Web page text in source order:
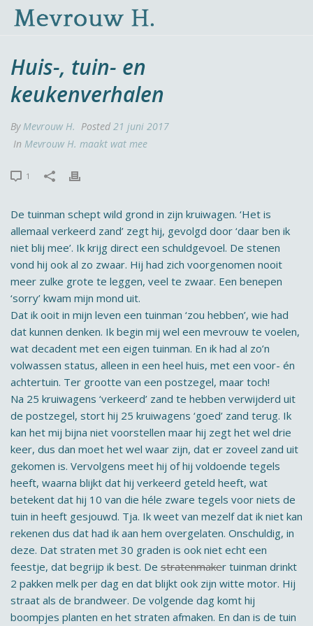
Huis-, tuin- en
keukenverhalen
ByMevrouw H. Posted 21 juni 2017
In Mevrouw H. maakt wat mee
1
De tuinman schept wild grond in zijn kruiwagen. ‘Het is
allemaal verkeerd zand’ zegt hij, gevolgd door ‘daar ben ik
niet blij mee’. Ik krijg direct een schuldgevoel. De stenen
vond hij ook al zo zwaar. Hij had zich voorgenomen nooit
meer zulke grote te leggen, veel te zwaar. Een benepen
‘sorry’ kwam mijn mond uit.
Dat ik ooit in mijn leven een tuinman ‘zou hebben’, wie had
dat kunnen denken. Ik begin mij wel een mevrouw te voelen,
wat decadent met een eigen tuinman. En ik had al zo’n
volwassen status, alleen in een heel huis, met een voor- én
achtertuin. Ter grootte van een postzegel, maar toch!
Na 25 kruiwagens ‘verkeerd’ zand te hebben verwijderd uit
de postzegel, stort hij 25 kruiwagens ‘goed’ zand terug. Ik
kan het mij bijna niet voorstellen maar hij zegt het wel drie
keer, dus dan moet het wel waar zijn, dat er zoveel zand uit
gekomen is. Vervolgens meet hij of hij voldoende tegels
heeft, waarna blijkt dat hij verkeerd geteld heeft, wat
betekent dat hij 10 van die héle zware tegels voor niets de
tuin in heeft gesjouwd. Tja. Ik weet van mezelf dat ik niet kan
rekenen dus dat had ik aan hem overgelaten. Onschuldig, in
deze. Dat straten met 30 graden is ook niet echt een
feestje, dat begrijp ik best. De stratenmaker tuinman drinkt
2 pakken melk per dag en dat blijkt ook zijn witte motor. Hij
straat als de brandweer. De volgende dag komt hij
boompjes planten en het straten afmaken. En dan is de tuin